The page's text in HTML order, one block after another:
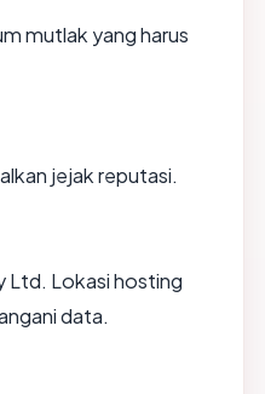
mutlak yang harus
jejak reputasi.
Ltd. Lokasi hosting
data.